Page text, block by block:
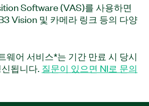
Software (VAS)를 사용하면
Vision 및 카메라 링크 등의 다양
인터페이스에서 이미지를 수집,
전 하드웨어에서 디지털 I/O를 쉽
다. 쉽게 사용할 수 있는 함수 및
통해 사용자는 LabVIEW 또는
웨어 서비스*는 기간 만료 시 당시
됩니다. 질문이 있으면 NI로 문의